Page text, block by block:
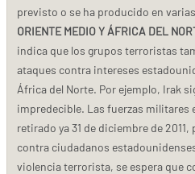
previsto o se ha producido en
ORIENTE MEDIO Y ÁFRICA DEL
indica que los grupos terroristas
ataques contra intereses
África del Norte. Por ejemplo, Irak
impredecible. Las fuerzas militares
retirado ya 31 de diciembre de 2011,
contra ciudadanos
violencia terrorista, se espera que